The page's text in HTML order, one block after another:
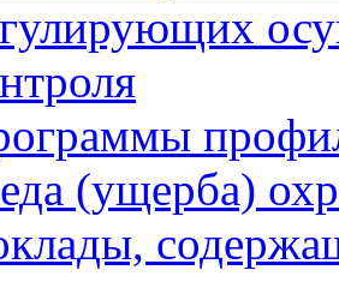
(ущерба)